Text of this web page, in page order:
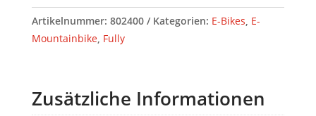
ONE44
HPC
Race
Menge
Artikelnummer: 802400 Kategorien: E-Bikes, E-
Mountainbike, Fully
Zusätzliche Informationen